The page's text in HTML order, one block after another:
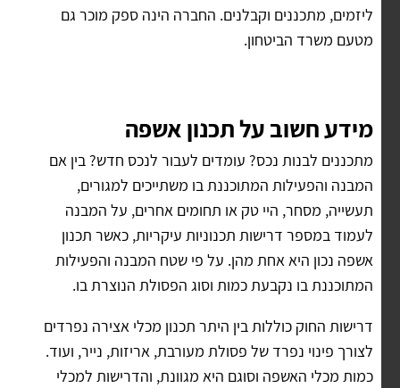
ליזמים, מתכננים וקבלנים. החברה הינה ספק מוכר גם
מטעם משרד הביטחון.
מידע חשוב על תכנון אשפה
מתכננים לבנות נכס? עומדים לעבור לנכס חדש? בין אם
המבנה והפעילות המתוכננת בו משתייכים למגורים,
תעשייה, מסחר, היי טק או תחומים אחרים, על המבנה
לעמוד במספר דרישות תכנוניות עיקריות, כאשר תכנון
אשפה נכון היא אחת מהן. על פי שטח המבנה והפעילות
המתוכננת בו נקבעת כמות וסוג הפסולת הנוצרת בו.
דרישות החוק כוללות בין היתר תכנון מכלי אצירה נפרדים
לצורך פינוי נפרד של פסולת מעורבת, אריזות, נייר, ועוד.
כמות מכלי האשפה וסוגם היא מגוונת, והדרישות למכלי